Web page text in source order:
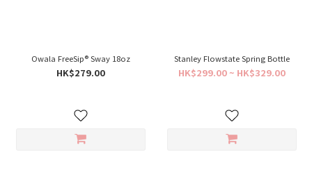
Owala FreeSip® Sway 18oz
HK$279.00
Stanley Flowstate Spring Bottle
HK$299.00 ~ HK$329.00